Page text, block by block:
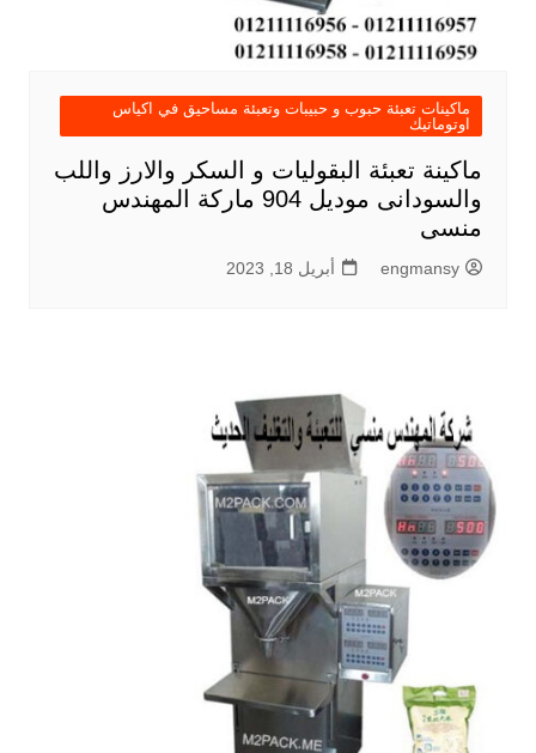
ماكينات تعبئة حبوب و حبيبات وتعبئة مساحيق في اكياس
اوتوماتيك
ماكينة تعبئة البقوليات و السكر والارز واللب
والسودانى موديل 904 ماركة المهندس
منسى
engmansy أبريل 18, 2023